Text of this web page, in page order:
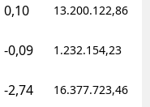
0,10 13.200.122,86
-0,09 1.232.154,23
-2,74 16.377.723,46